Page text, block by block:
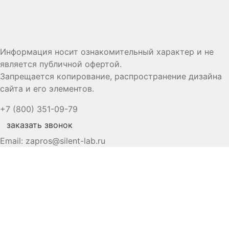
Информация носит ознакомительный характер и не
является публичной офертой.
Запрещается копирование, распространение дизайна
сайта и его элементов.
+7 (800) 351-09-79
заказать звонок
Email: zapros@silent-lab.ru